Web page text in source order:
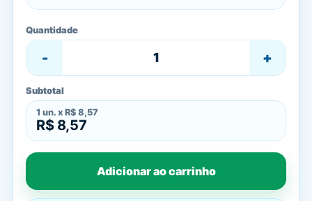
Quantidade
- +
Subtotal
1 un. x R$ 8,57
R$ 8,57
Adicionar ao carrinho